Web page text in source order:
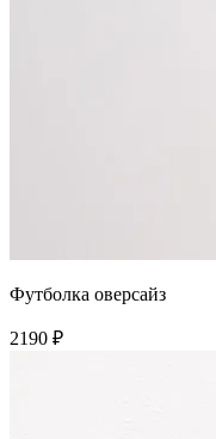
Футболка оверсайз
2190 ₽